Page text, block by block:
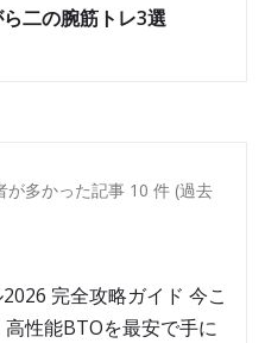
二の腕筋トレ3選
が多かった記事 10 件 (過去
完全攻略ガイド 今こ
性能BTOを最安で手に